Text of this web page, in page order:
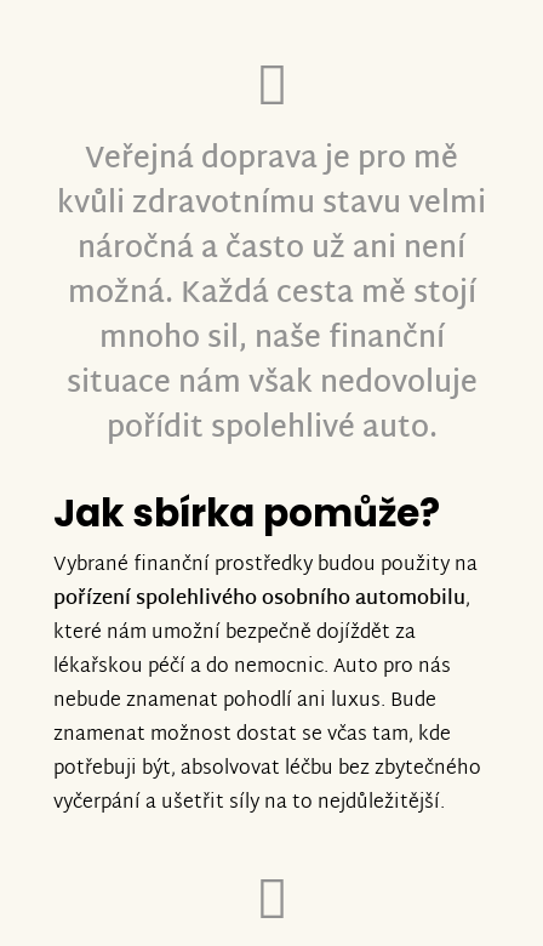
Veřejná doprava je pro mě
kvůli zdravotnímu stavu velmi
náročná a často už ani není
možná. Každá cesta mě stojí
mnoho sil, naše finanční
situace nám však nedovoluje
pořídit spolehlivé auto.
Jak sbírka pomůže?
Vybrané finanční prostředky budou použity na
pořízení spolehlivého osobního automobilu,
které nám umožní bezpečně dojíždět za
lékařskou péčí a do nemocnic. Auto pro nás
nebude znamenat pohodlí ani luxus. Bude
znamenat možnost dostat se včas tam, kde
potřebuji být, absolvovat léčbu bez zbytečného
vyčerpání a ušetřit síly na to nejdůležitější.